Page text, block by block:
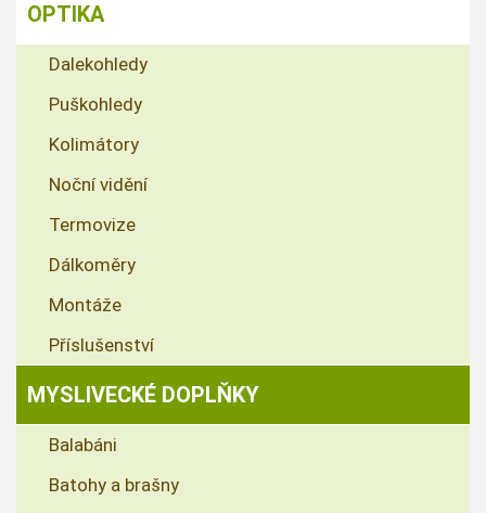
OPTIKA
Dalekohledy
Puškohledy
Kolimátory
Noční vidění
Termovize
Dálkoměry
Montáže
Příslušenství
MYSLIVECKÉ DOPLŇKY
Balabáni
Batohy a brašny